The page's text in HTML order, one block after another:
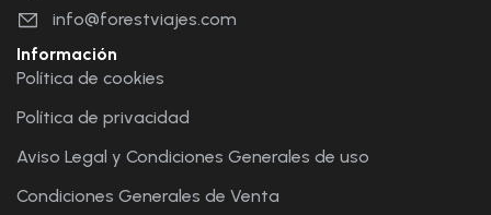
info@forestviajes.com
Información
Política de cookies
Política de privacidad
Aviso Legal y Condiciones Generales de uso
Condiciones Generales de Venta